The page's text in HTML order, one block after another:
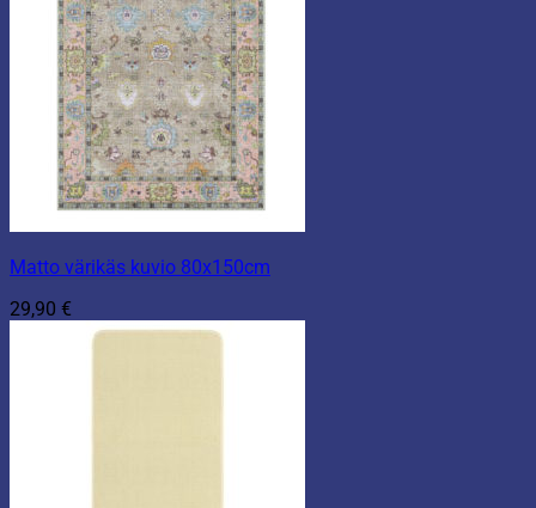
Matto värikäs kuvio 80x150cm
29,90 €